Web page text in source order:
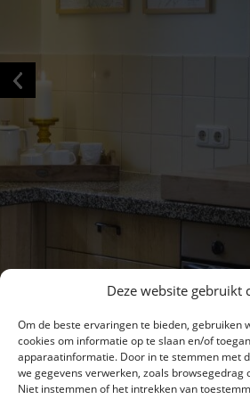
Deze website gebruikt
Om de beste ervaringen te bieden, gebruiken
cookies om informatie op te slaan en/of
apparaatinformatie. Door in te stemmen met
we gegevens verwerken, zoals browsegedrag
Niet instemmen of het intrekken van